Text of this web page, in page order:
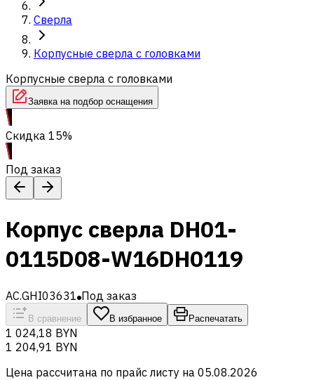
Сверла
Корпусные сверла с головками
Корпусные сверла с головками
Заявка на подбор оснащения
Скидка 15%
Под заказ
Корпус сверла DH01-
0115D08-W16DH0119
AC.GHI03631 Под заказ
В сравнение В избранное Распечатать
1 024,18 BYN
1 204,91 BYN
Цена рассчитана по прайс листу на 05.08.2026